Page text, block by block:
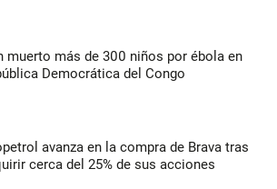
muerto más de 300 niños por ébola en
Democrática del Congo
avanza en la compra de Brava tras
cerca del 25% de sus acciones